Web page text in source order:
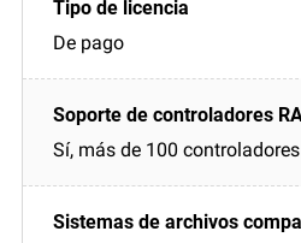
De pago
Sí, más de 100 controladores